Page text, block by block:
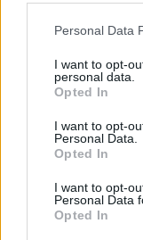
Personal Data
I want to opt-
personal data.
Opted In
I want to opt-
Personal Data.
Opted In
I want to opt-
Personal Data
Opted In